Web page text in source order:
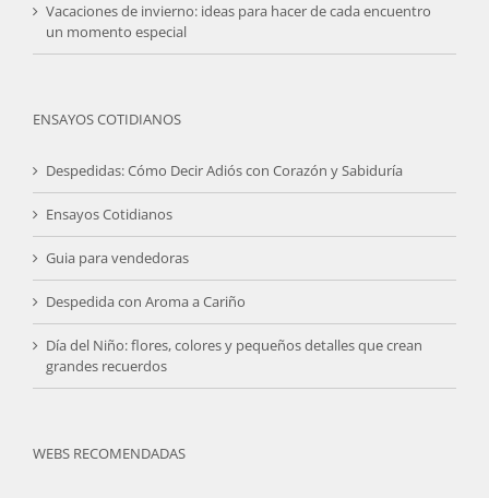
Vacaciones de invierno: ideas para hacer de cada encuentro
un momento especial
ENSAYOS COTIDIANOS
Despedidas: Cómo Decir Adiós con Corazón y Sabiduría
Ensayos Cotidianos
Guia para vendedoras
Despedida con Aroma a Cariño
Día del Niño: flores, colores y pequeños detalles que crean
grandes recuerdos
WEBS RECOMENDADAS